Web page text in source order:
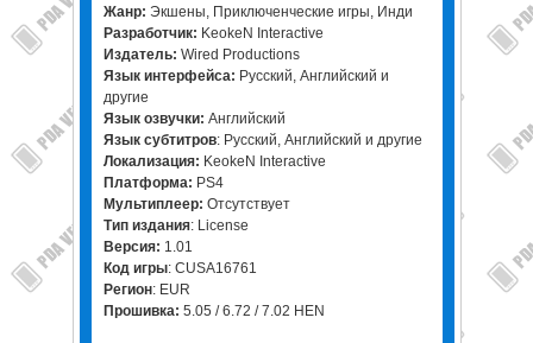
Жанр: Экшены, Приключенческие игры, Инди
Разработчик: KeokeN Interactive
Издатель: Wired Productions
Язык интерфейса: Русский, Английский и
другие
Язык озвучки: Английский
Язык субтитров: Русский, Английский и другие
Локализация: KeokeN Interactive
Платформа: PS4
Мультиплеер: Отсутствует
Тип издания: License
Версия: 1.01
Код игры: CUSA16761
Регион: EUR
Прошивка: 5.05 / 6.72 / 7.02 HEN